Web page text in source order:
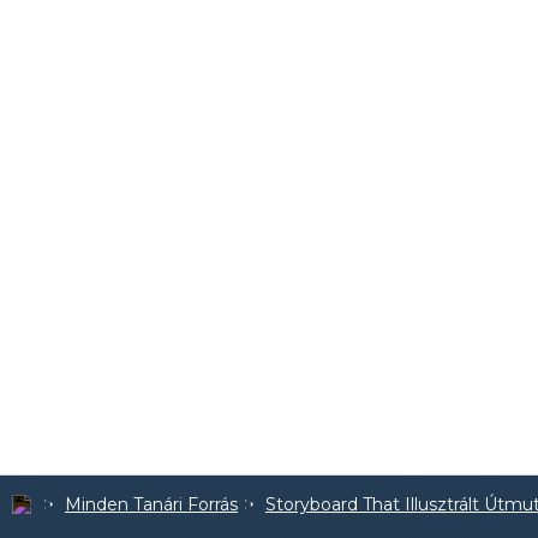
Minden Tanári Forrás Storyboard That Illusztrált